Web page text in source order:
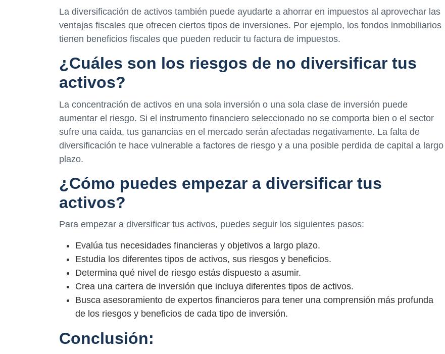
La diversificación de activos también puede ayudarte a ahorrar en impuestos al aprovechar las
ventajas fiscales que ofrecen ciertos tipos de inversiones. Por ejemplo, los fondos inmobiliarios
tienen beneficios fiscales que pueden reducir tu factura de impuestos.
¿Cuáles son los riesgos de no diversificar tus
activos?
La concentración de activos en una sola inversión o una sola clase de inversión puede
aumentar el riesgo. Si el instrumento financiero seleccionado no se comporta bien o el sector
sufre una caída, tus ganancias en el mercado serán afectadas negativamente. La falta de
diversificación te hace vulnerable a factores de riesgo y a una posible perdida de capital a largo
plazo.
¿Cómo puedes empezar a diversificar tus
activos?
Para empezar a diversificar tus activos, puedes seguir los siguientes pasos:
Evalúa tus necesidades financieras y objetivos a largo plazo.
Estudia los diferentes tipos de activos, sus riesgos y beneficios.
Determina qué nivel de riesgo estás dispuesto a asumir.
Crea una cartera de inversión que incluya diferentes tipos de activos.
Busca asesoramiento de expertos financieros para tener una comprensión más profunda
de los riesgos y beneficios de cada tipo de inversión.
Conclusión: